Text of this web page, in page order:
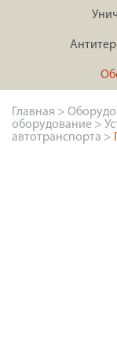
Главная >
оборудование >
автотранспорта >